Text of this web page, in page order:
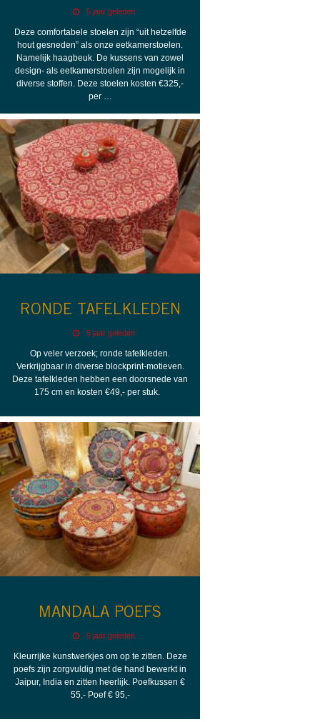
5 jaar geleden
Deze comfortabele stoelen zijn “uit hetzelfde
hout gesneden” als onze eetkamerstoelen.
Namelijk haagbeuk. De kussens van zowel
design- als eetkamerstoelen zijn mogelijk in
diverse stoffen. Deze stoelen kosten €325,-
per …
RONDE TAFELKLEDEN
5 jaar geleden
Op veler verzoek; ronde tafelkleden.
Verkrijgbaar in diverse blockprint-motieven.
Deze tafelkleden hebben een doorsnede van
175 cm en kosten €49,- per stuk.
MANDALA POEFS
5 jaar geleden
Kleurrijke kunstwerkjes om op te zitten. Deze
poefs zijn zorgvuldig met de hand bewerkt in
Jaipur, India en zitten heerlijk. Poefkussen €
55,- Poef € 95,-